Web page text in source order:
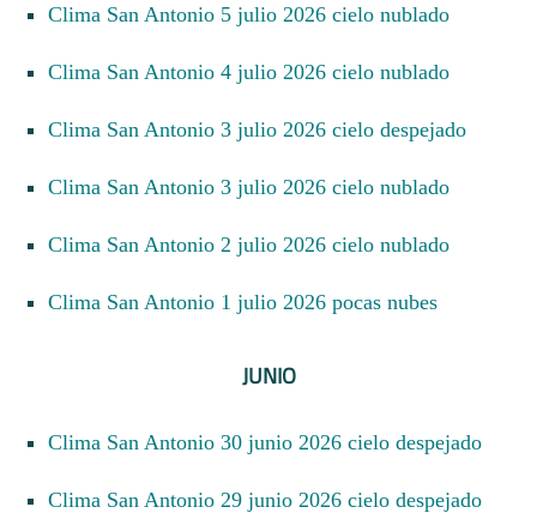
Clima San Antonio 5 julio 2026 cielo nublado
Clima San Antonio 4 julio 2026 cielo nublado
Clima San Antonio 3 julio 2026 cielo despejado
Clima San Antonio 3 julio 2026 cielo nublado
Clima San Antonio 2 julio 2026 cielo nublado
Clima San Antonio 1 julio 2026 pocas nubes
JUNIO
Clima San Antonio 30 junio 2026 cielo despejado
Clima San Antonio 29 junio 2026 cielo despejado